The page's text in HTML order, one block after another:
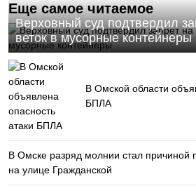
Еще самое читаемое
Верховный суд подтвердил
веток в мусорные контейнеры
В Омской области
БПЛА
В Омске разряд молнии стал причиной
на улице Гражданской